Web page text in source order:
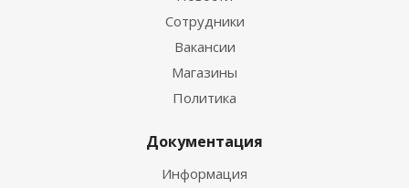
Сотрудники
Вакансии
Магазины
Политика
Документация
Информация